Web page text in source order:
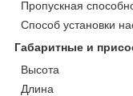
Пропускная
Способ установки
Габаритные и
Высота
Длина